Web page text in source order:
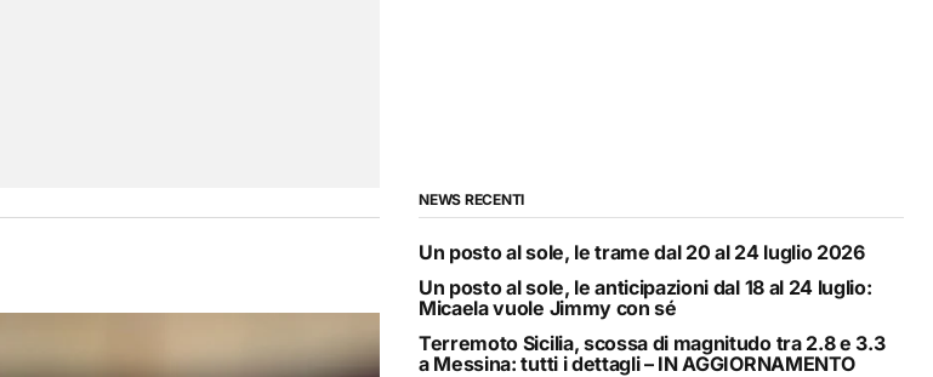
NEWS RECENTI
Un posto al sole, le trame dal 20 al 24 luglio 2026
Un posto al sole, le anticipazioni dal 18 al 24 luglio:
Micaela vuole Jimmy con sé
Terremoto Sicilia, scossa di magnitudo tra 2.8 e 3.3
a Messina: tutti i dettagli – IN AGGIORNAMENTO